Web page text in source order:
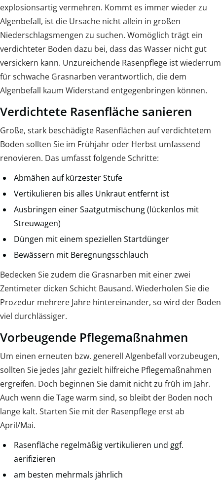
explosionsartig vermehren. Kommt es immer wieder zu
Algenbefall, ist die Ursache nicht allein in großen
Niederschlagsmengen zu suchen. Womöglich trägt ein
verdichteter Boden dazu bei, dass das Wasser nicht gut
versickern kann. Unzureichende Rasenpflege ist wiederrum
für schwache Grasnarben verantwortlich, die dem
Algenbefall kaum Widerstand entgegenbringen können.
Verdichtete Rasenfläche sanieren
Große, stark beschädigte Rasenflächen auf verdichtetem
Boden sollten Sie im Frühjahr oder Herbst umfassend
renovieren. Das umfasst folgende Schritte:
Abmähen auf kürzester Stufe
Vertikulieren bis alles Unkraut entfernt ist
Ausbringen einer Saatgutmischung (lückenlos mit
Streuwagen)
Düngen mit einem speziellen Startdünger
Bewässern mit Beregnungsschlauch
Bedecken Sie zudem die Grasnarben mit einer zwei
Zentimeter dicken Schicht Bausand. Wiederholen Sie die
Prozedur mehrere Jahre hintereinander, so wird der Boden
viel durchlässiger.
Vorbeugende Pflegemaßnahmen
Um einen erneuten bzw. generell Algenbefall vorzubeugen,
sollten Sie jedes Jahr gezielt hilfreiche Pflegemaßnahmen
ergreifen. Doch beginnen Sie damit nicht zu früh im Jahr.
Auch wenn die Tage warm sind, so bleibt der Boden noch
lange kalt. Starten Sie mit der Rasenpflege erst ab
April/Mai.
Rasenfläche regelmäßig vertikulieren und ggf.
aerifizieren
am besten mehrmals jährlich